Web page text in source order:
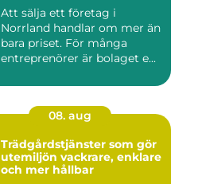
Att sälja ett företag i
Norrland handlar om mer än
bara priset. För många
entreprenörer är bolaget e...
08. aug
Trädgårdstjänster som gör
utemiljön vackrare, enklare
och mer hållbar